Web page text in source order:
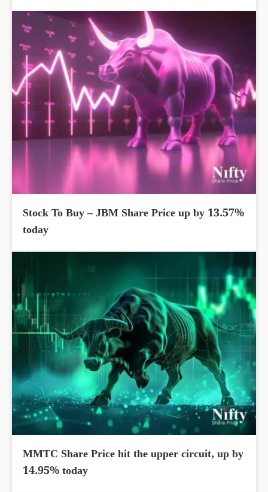
Stock To Buy – JBM Share Price up by 13.57%
today
MMTC Share Price hit the upper circuit, up by
14.95% today